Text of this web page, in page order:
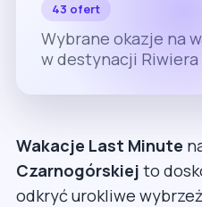
43 ofert
Wybrane okazje na
w destynacji Riwiera
Wakacje Last Minute
Czarnogórskiej to
odkryć urokliwe